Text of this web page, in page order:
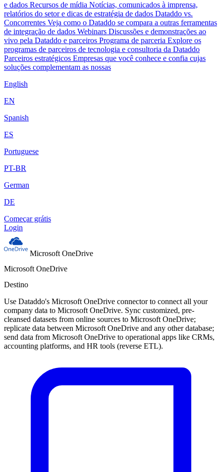
e dados Recursos de mídia Notícias, comunicados à imprensa,
relatórios do setor e dicas de estratégia de dados Dataddo vs.
Concorrentes Veja como o Dataddo se compara a outras ferramentas
de integração de dados Webinars Discussões e demonstrações ao
vivo pela Dataddo e parceiros Programa de parceria Explore os
programas de parceiros de tecnologia e consultoria da Dataddo
Parceiros estratégicos Empresas que você conhece e confia cujas
soluções complementam as nossas
English
EN
Spanish
ES
Portuguese
PT-BR
German
DE
Começar grátis
Login
Microsoft OneDrive
Microsoft OneDrive
Destino
Use Dataddo's Microsoft OneDrive connector to connect all your
company data to Microsoft OneDrive. Sync customized, pre-
cleansed datasets from online sources to Microsoft OneDrive;
replicate data between Microsoft OneDrive and any other database;
send data from Microsoft OneDrive to operational apps like CRMs,
accounting platforms, and HR tools (reverse ETL).